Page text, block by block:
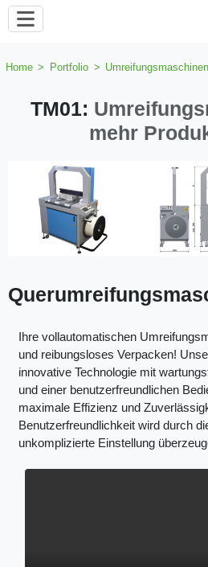
Home > Portfolio > Umreifungsmaschinen
TM01:
mehr
Ihre vollautomatischen
und reibungsloses Verpacken!
innovative Technologie mit
und einer benutzerfreundlichen
maximale Effizienz und
Benutzerfreundlichkeit wird durch
unkomplizierte Einstellung